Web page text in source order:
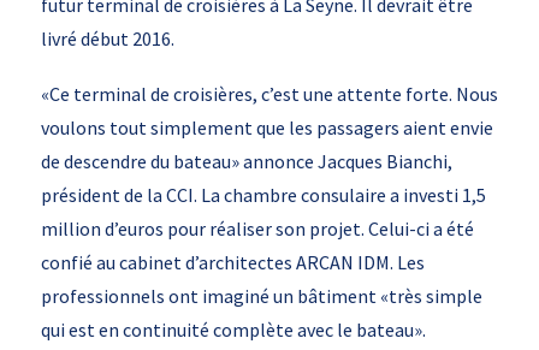
futur terminal de croisières à La Seyne. Il devrait être
livré début 2016.
«Ce terminal de croisières, c’est une attente forte. Nous
voulons tout simplement que les passagers aient envie
de descendre du bateau» annonce Jacques Bianchi,
président de la CCI. La chambre consulaire a investi 1,5
million d’euros pour réaliser son projet. Celui-ci a été
confié au cabinet d’architectes ARCAN IDM. Les
professionnels ont imaginé un bâtiment «très simple
qui est en continuité complète avec le bateau».